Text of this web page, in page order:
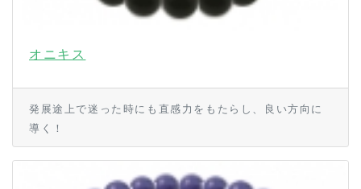
オニキス
発展途上で迷った時にも直感力をもたらし、良い方向に
導く！